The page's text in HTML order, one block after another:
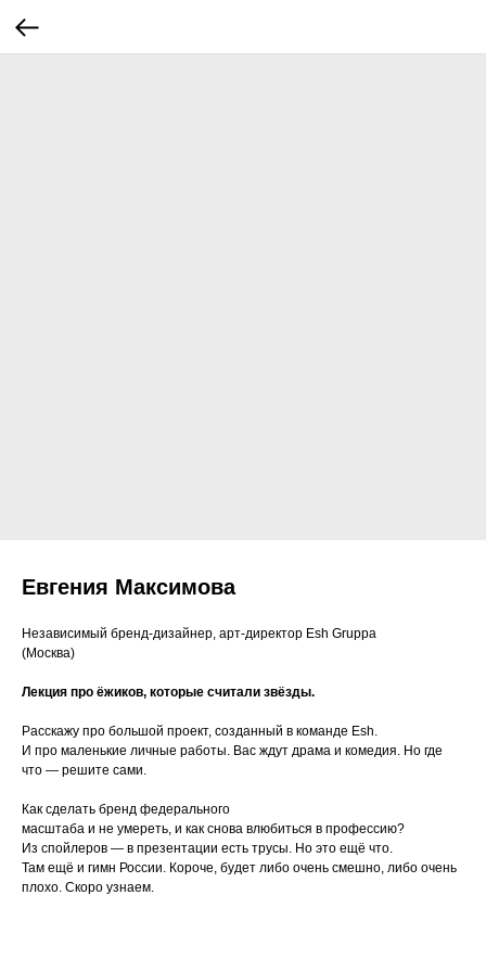
Евгения Максимова
Независимый бренд-дизайнер, арт-директор Esh Gruppa
(Москва)
Лекция про ёжиков, которые считали звёзды.
Расскажу про большой проект, созданный в команде Esh.
И про маленькие личные работы. Вас ждут драма и комедия. Но где
что — решите сами.
Как сделать бренд федерального
масштаба и не умереть, и как снова влюбиться в профессию?
Из спойлеров — в презентации есть трусы. Но это ещё что.
Там ещё и гимн России. Короче, будет либо очень смешно, либо очень
плохо. Скоро узнаем.